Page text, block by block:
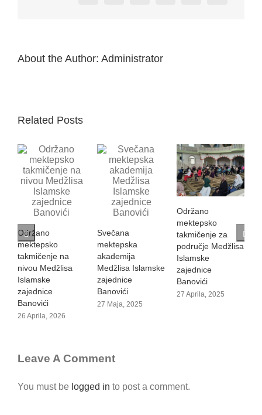
About the Author: Administrator
Related Posts
Održano
mektepsko
takmičenje na
nivou Medžlisa
Islamske
zajednice
Banovići
26 Aprila, 2026
Svečana
mektepska
akademija
Medžlisa Islamske
zajednice
Banovići
27 Maja, 2025
Održano
mektepsko
takmičenje za
područje Medžlisa
Islamske
zajednice
Banovići
27 Aprila, 2025
Leave A Comment
You must be logged in to post a comment.